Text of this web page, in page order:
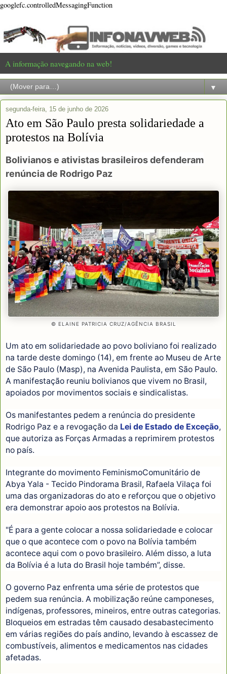
googlefc.controlledMessagingFunction
A informação navegando na web!
▼
segunda-feira, 15 de junho de 2026
Ato em São Paulo presta solidariedade a
protestos na Bolívia
Bolivianos e ativistas brasileiros defenderam
renúncia de Rodrigo Paz
© ELAINE PATRICIA CRUZ/AGÊNCIA BRASIL
Um ato em solidariedade ao povo boliviano foi realizado
na tarde deste domingo (14), em frente ao Museu de Arte
de São Paulo (Masp), na Avenida Paulista, em São Paulo.
A manifestação reuniu bolivianos que vivem no Brasil,
apoiados por movimentos sociais e sindicalistas.
Os manifestantes pedem a renúncia do presidente
Rodrigo Paz e a revogação da Lei de Estado de Exceção,
que autoriza as Forças Armadas a reprimirem protestos
no país.
Integrante do movimento FeminismoComunitário de
Abya Yala - Tecido Pindorama Brasil, Rafaela Vilaça foi
uma das organizadoras do ato e reforçou que o objetivo
era demonstrar apoio aos protestos na Bolívia.
"É para a gente colocar a nossa solidariedade e colocar
que o que acontece com o povo na Bolívia também
acontece aqui com o povo brasileiro. Além disso, a luta
da Bolívia é a luta do Brasil hoje também”, disse.
O governo Paz enfrenta uma série de protestos que
pedem sua renúncia. A mobilização reúne camponeses,
indígenas, professores, mineiros, entre outras categorias.
Bloqueios em estradas têm causado desabastecimento
em várias regiões do país andino, levando à escassez de
combustíveis, alimentos e medicamentos nas cidades
afetadas.